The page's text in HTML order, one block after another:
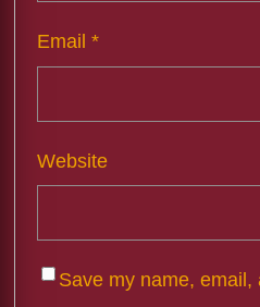
Email *
Website
Save my name,